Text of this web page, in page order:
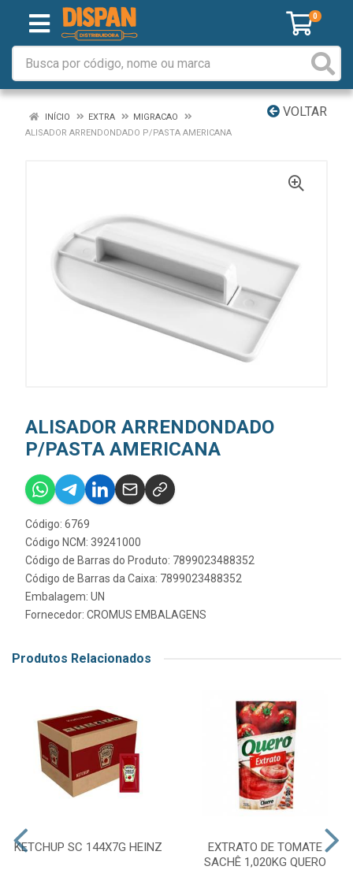
0
VOLTAR
INÍCIO EXTRA
MIGRACAO
ALISADOR ARRENDONDADO P/PASTA AMERICANA
ALISADOR ARRENDONDADO
P/PASTA AMERICANA
Código: 6769
Código NCM: 39241000
Código de Barras do Produto: 7899023488352
Código de Barras da Caixa: 7899023488352
Embalagem: UN
Fornecedor: CROMUS EMBALAGENS
Produtos Relacionados
KETCHUP SC 144X7G HEINZ
EXTRATO DE TOMATE
SACHÊ 1,020KG QUERO